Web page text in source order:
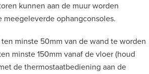
kunnen aan de muur worden
meegeleverde ophangconsoles.
minste 50mm van de wand te worden
minste 150mm vanaf de vloer (houd
de thermostaatbediening aan de